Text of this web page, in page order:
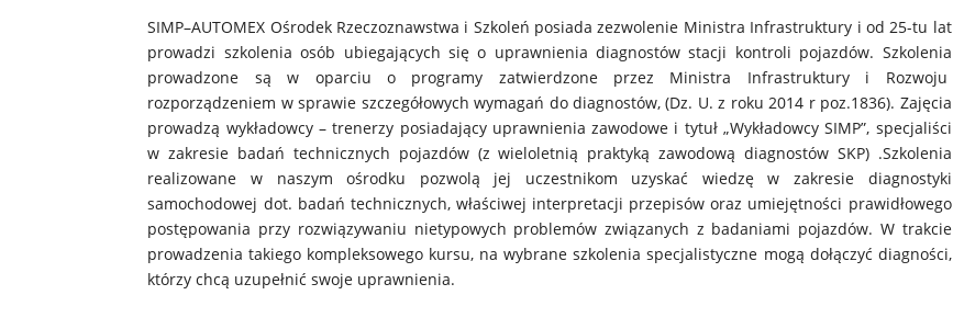
SIMP–AUTOMEX Ośrodek Rzeczoznawstwa i Szkoleń posiada zezwolenie Ministra Infrastruktury i od 25-tu lat
prowadzi szkolenia osób ubiegających się o uprawnienia diagnostów stacji kontroli pojazdów. Szkolenia
prowadzone są w oparciu o programy zatwierdzone przez Ministra Infrastruktury i Rozwoju
rozporządzeniem w sprawie szczegółowych wymagań do diagnostów, (Dz. U. z roku 2014 r poz.1836). Zajęcia
prowadzą wykładowcy – trenerzy posiadający uprawnienia zawodowe i tytuł „Wykładowcy SIMP”, specjaliści
w zakresie badań technicznych pojazdów (z wieloletnią praktyką zawodową diagnostów SKP) .Szkolenia
realizowane w naszym ośrodku pozwolą jej uczestnikom uzyskać wiedzę w zakresie diagnostyki
samochodowej dot. badań technicznych, właściwej interpretacji przepisów oraz umiejętności prawidłowego
postępowania przy rozwiązywaniu nietypowych problemów związanych z badaniami pojazdów. W trakcie
prowadzenia takiego kompleksowego kursu, na wybrane szkolenia specjalistyczne mogą dołączyć diagności,
którzy chcą uzupełnić swoje uprawnienia.